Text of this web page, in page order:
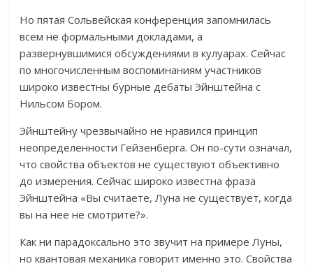
Но пятая Сольвейская конференция запомнилась
всем не формальными докладами, а
развернувшимися обсуждениями в кулуарах. Сейчас
по многочисленным воспоминаниям участников
широко известны бурные дебаты Эйнштейна с
Нильсом Бором.
Эйнштейну чрезвычайно не нравился принцип
неопределенности Гейзенберга. Он по-сути означал,
что свойства объектов не существуют объективно
до измерения. Сейчас широко известна фраза
Эйнштейна «Вы считаете, Луна не существует, когда
вы на нее не смотрите?».
Как ни парадоксально это звучит на примере Луны,
но квантовая механика говорит именно это. Свойства